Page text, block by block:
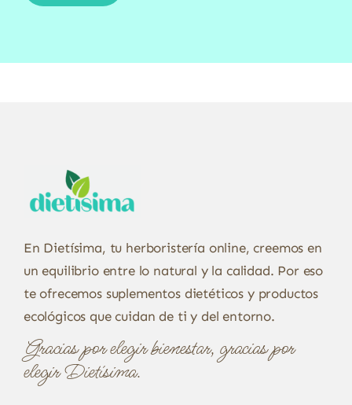
En Dietísima, tu herboristería online, creemos en
un equilibrio entre lo natural y la calidad. Por eso
te ofrecemos suplementos dietéticos y productos
ecológicos que cuidan de ti y del entorno.
Gracias por elegir bienestar, gracias por
elegir Dietísima.